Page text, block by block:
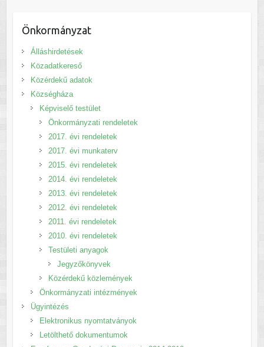
Önkormányzat
Álláshirdetések
Közadatkereső
Közérdekű adatok
Községháza
Képviselő testület
Önkormányzati rendeletek
2017. évi rendeletek
2017. évi munkaterv
2015. évi rendeletek
2014. évi rendeletek
2013. évi rendeletek
2012. évi rendeletek
2011. évi rendeletek
2010. évi rendeletek
Testületi anyagok
Jegyzőkönyvek
Közérdekű közlemények
Önkormányzati intézmények
Ügyintézés
Elektronikus nyomtatványok
Letölthető dokumentumok